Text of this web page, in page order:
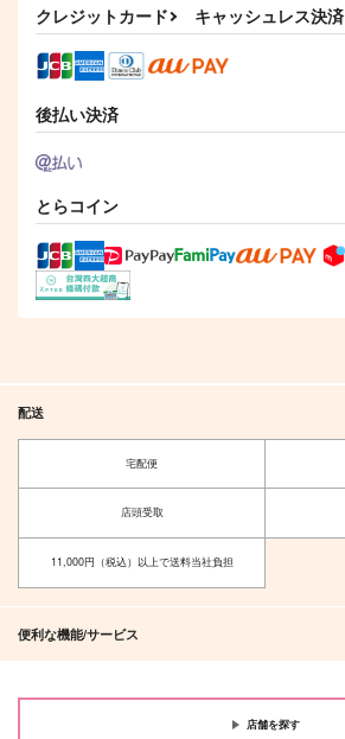
クレジットカード キャッシュレス決済
後払い決済
とらコイン
配送
宅配便
店頭受取
11,000円（税込）以上で送料当社負担
便利な機能/サービス
店舗を探す